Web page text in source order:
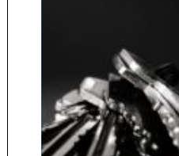
och många väljer i dag
att renovera istället för
att köpa nytt. Det sparar
både p...